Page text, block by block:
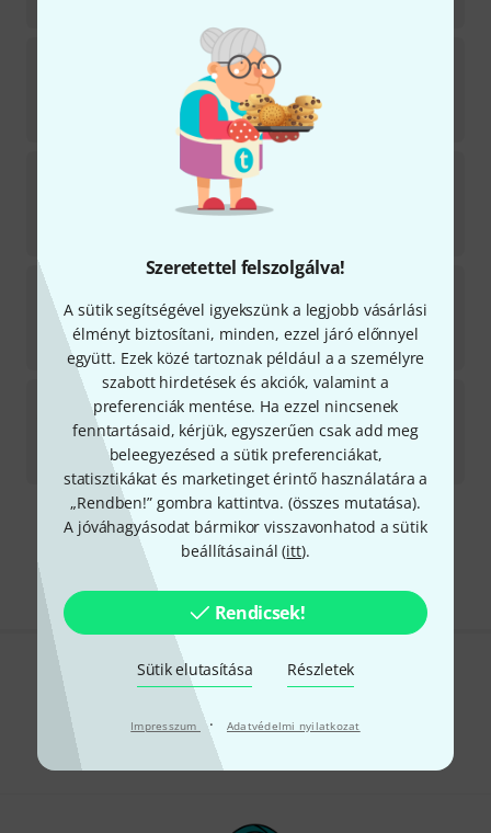
Szeretettel felszolgálva!
A sütik segítségével igyekszünk a legjobb vásárlási
élményt biztosítani, minden, ezzel járó előnnyel
együtt. Ezek közé tartoznak például a a személyre
szabott hirdetések és akciók, valamint a
preferenciák mentése. Ha ezzel nincsenek
fenntartásaid, kérjük, egyszerűen csak add meg
beleegyezésed a sütik preferenciákat,
statisztikákat és marketinget érintő használatára a
„Rendben!” gombra kattintva. (összes mutatása).
A jóváhagyásodat bármikor visszavonhatod a sütik
beállításainál (itt).
Rendicsek!
Sütik elutasítása Részletek
Impresszum · Adatvédelmi nyilatkozat
88HCL Bb/F-Tenor Trombone
3
11–14 héten belül szállítható
Ft
C.G.Conn Tuning Bit Set Sousaphone SP
Azonnal szállítható
1FR-SP Vintage One Flugelhorn
2
Azonnal szállítható
1 312 769 Ft
C.G.Conn 88HTO Tenor Trombone B-Stock
Azonnal szállítható
1 527 853Ft
Díjmentes szállítás 79 000 Ft fölött
Minden ár tartalmazza az ÁFÁ-t
Tetszik, amit látsz?
Megosztás Súgó & Visszajelzések